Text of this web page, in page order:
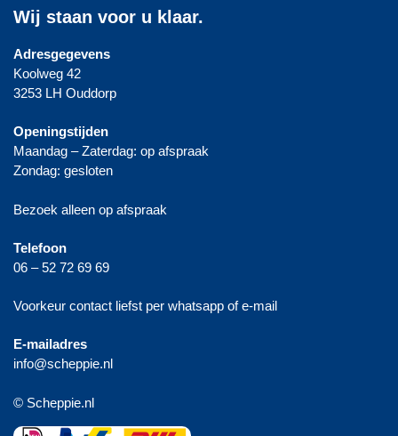
Wij staan voor u klaar.
Adresgegevens
Koolweg 42
3253 LH Ouddorp
Openingstijden
Maandag – Zaterdag: op afspraak
Zondag: gesloten
Bezoek alleen op afspraak
Telefoon
06 – 52 72 69 69
Voorkeur contact liefst per whatsapp of e-mail
E-mailadres
info@scheppie.nl
© Scheppie.nl